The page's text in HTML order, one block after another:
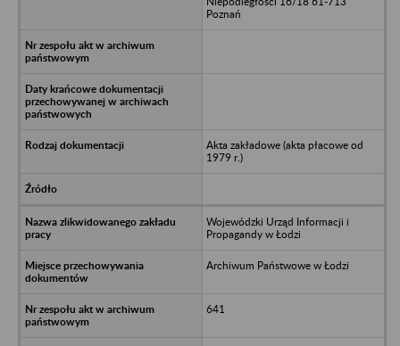
Poznań
Akta zakładowe (akta płacowe od
1979 r.)
Wojewódzki Urząd Informacji i
Propagandy w Łodzi
Archiwum Państwowe w Łodzi
641